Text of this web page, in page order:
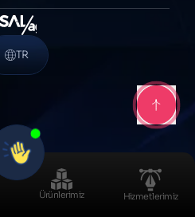
TR
Ürünlerimiz Hizmetlerimiz